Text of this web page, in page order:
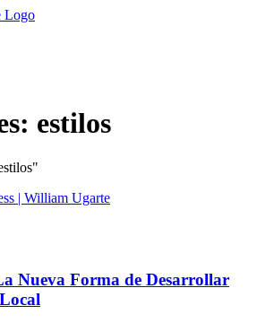
estilos
Nueva Forma de Desarrollar